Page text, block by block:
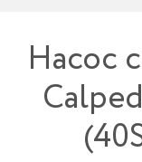
Насос